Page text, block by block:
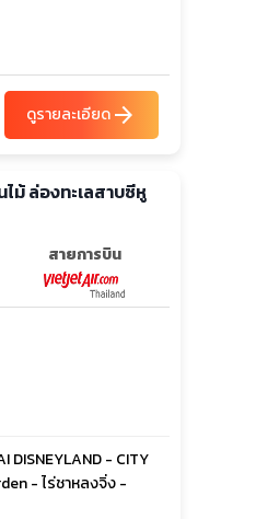
ดูรายละเอียดarrow_forward
ม้ ล่องทะเลสาบซีหู
สายการบิน
- CITY
- ไร่ชาหลงจิ่ง -